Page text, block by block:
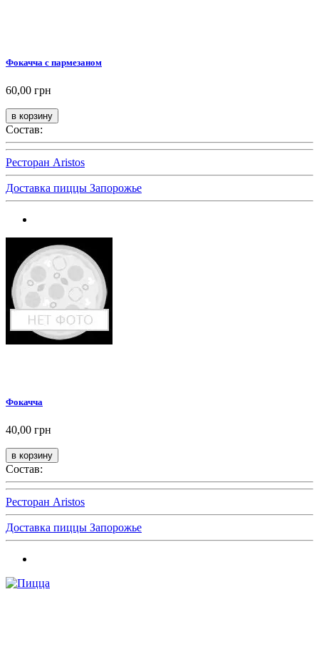
Фокачча с пармезаном
60,00 грн
Состав:
Ресторан Aristos
Доставка пиццы Запорожье
Фокачча
40,00 грн
Состав:
Ресторан Aristos
Доставка пиццы Запорожье